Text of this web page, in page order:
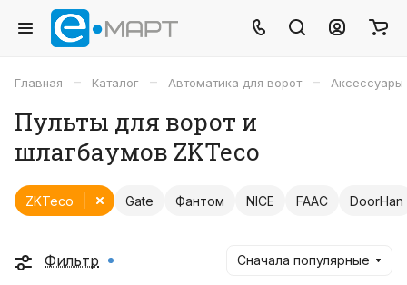
Главная – Каталог – Автоматика для ворот –
Пульты для ворот и
шлагбаумов ZKTeco
Gate Фантом NICE FAAC DoorHan
ZKTeco
Фильтр Сначала популярные